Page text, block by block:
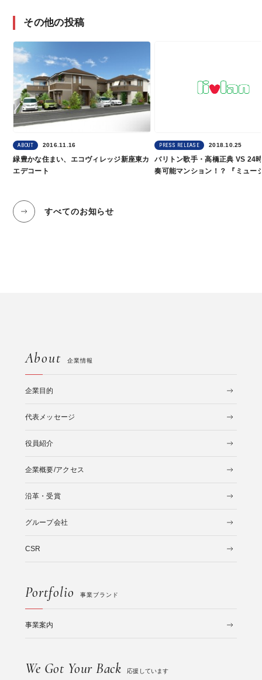
その他の投稿
ABOUT 2016.11.16
緑豊かな住まい、エコヴィレッジ新座東カ
エデコート
PRESS RELEASE 2018.10.25
バリトン歌手・高橋正典 VS 24
奏可能マンション！？ 『ミュー
すべてのお知らせ
About 企業情報
企業目的
代表メッセージ
役員紹介
企業概要/アクセス
沿革・受賞
グループ会社
CSR
Portfolio 事業ブランド
事業案内
We Got Your Back 応援しています